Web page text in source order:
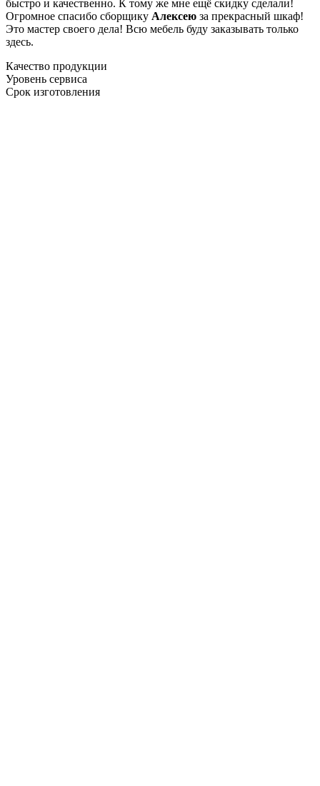
быстро и качественно. К тому же мне ещё скидку сделали!
Огромное спасибо сборщику Алексею за прекрасный шкаф!
Это мастер своего дела! Всю мебель буду заказывать только
здесь.
Качество продукции
Уровень сервиса
Срок изготовления